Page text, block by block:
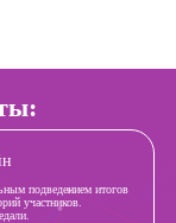
подведением итогов
участников.